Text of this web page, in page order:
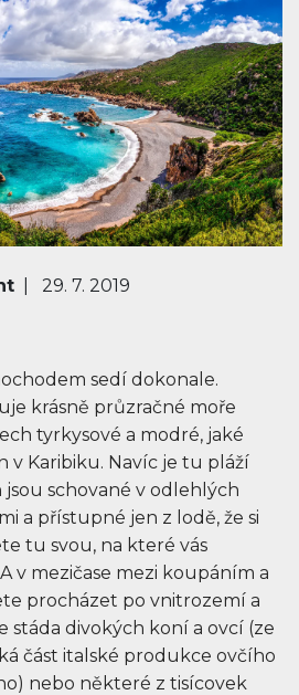
| 29. 7. 2019
sedí dokonale.
krásně průzračné moře
tyrkysové a modré, jaké
v Karibiku. Navíc je tu pláží
schované v odlehlých
a přístupné jen z lodě, že si
tu svou, na které vás
v mezičase mezi koupáním a
procházet po vnitrozemí a
stáda divokých koní a ovcí (ze
část italské produkce ovčího
nebo některé z tisícovek